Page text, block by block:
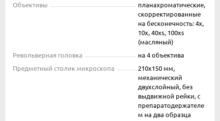
Объективы
планахроматические,
скорректированные
на бесконечность: 4x,
10x, 40xs, 100xs
(масляный)
Револьверная головка
на 4 объектива
Предметный столик микроскопа
210х150 мм,
механический
двухслойный, без
выдвижной рейки, с
препаратодержателе
м на два образца